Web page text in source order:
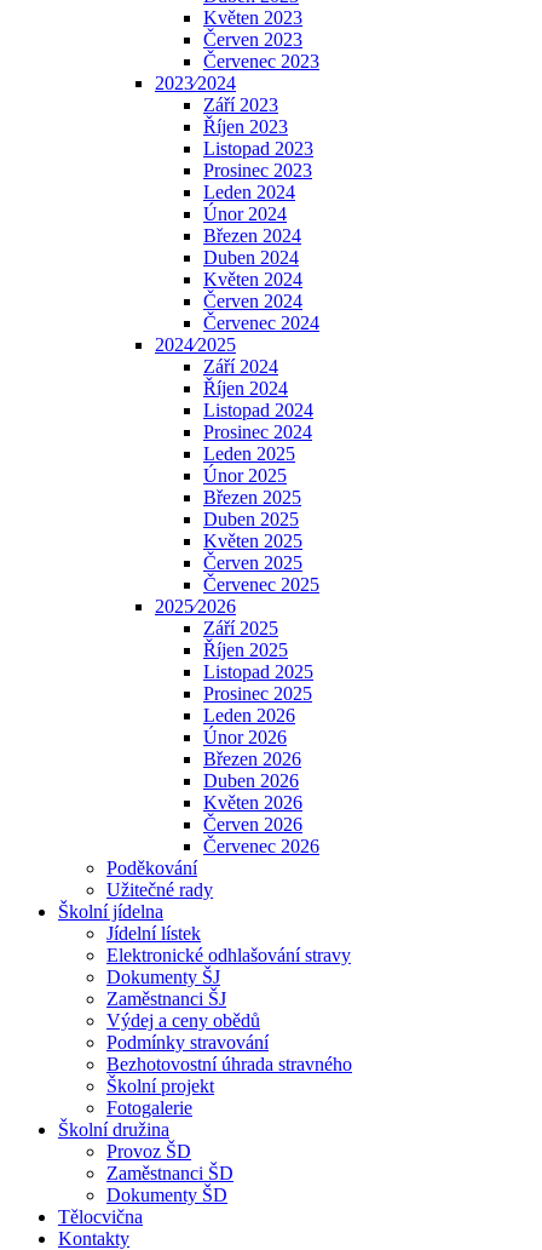
Květen 2023
Červen 2023
Červenec 2023
2023⁄2024
Září 2023
Říjen 2023
Listopad 2023
Prosinec 2023
Leden 2024
Únor 2024
Březen 2024
Duben 2024
Květen 2024
Červen 2024
Červenec 2024
2024⁄2025
Září 2024
Říjen 2024
Listopad 2024
Prosinec 2024
Leden 2025
Únor 2025
Březen 2025
Duben 2025
Květen 2025
Červen 2025
Červenec 2025
2025⁄2026
Září 2025
Říjen 2025
Listopad 2025
Prosinec 2025
Leden 2026
Únor 2026
Březen 2026
Duben 2026
Květen 2026
Červen 2026
Červenec 2026
Poděkování
Užitečné rady
Školní jídelna
Jídelní lístek
Elektronické odhlašování stravy
Dokumenty ŠJ
Zaměstnanci ŠJ
Výdej a ceny obědů
Podmínky stravování
Bezhotovostní úhrada stravného
Školní projekt
Fotogalerie
Školní družina
Provoz ŠD
Zaměstnanci ŠD
Dokumenty ŠD
Tělocvična
Kontakty